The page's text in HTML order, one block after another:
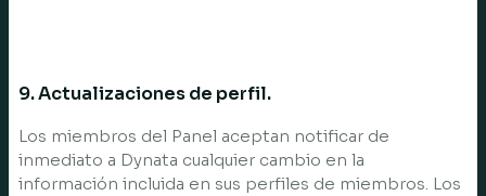
9. Actualizaciones de perfil.
Los miembros del Panel aceptan notificar de
inmediato a Dynata cualquier cambio en la
información incluida en sus perfiles de miembros. Los